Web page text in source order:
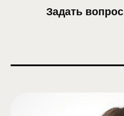
Задать вопрос